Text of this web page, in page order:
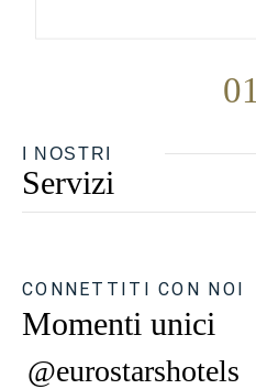
01
I NOSTRI
Servizi
CONNETTITI CON NOI
Momenti unici
@eurostarshotels